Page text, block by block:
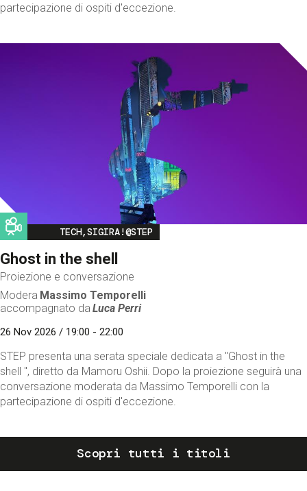
partecipazione di ospiti d'eccezione.
Image
TECH,SIGIRA!@STEP
Ghost in the shell
Proiezione e conversazione
Modera Massimo Temporelli
accompagnato da Luca Perri
26 Nov 2026 / 19:00 - 22:00
STEP presenta una serata speciale dedicata a "Ghost in the
shell ", diretto da Mamoru Oshii. Dopo la proiezione seguirà una
conversazione moderata da Massimo Temporelli con la
partecipazione di ospiti d'eccezione.
Scopri tutti i titoli